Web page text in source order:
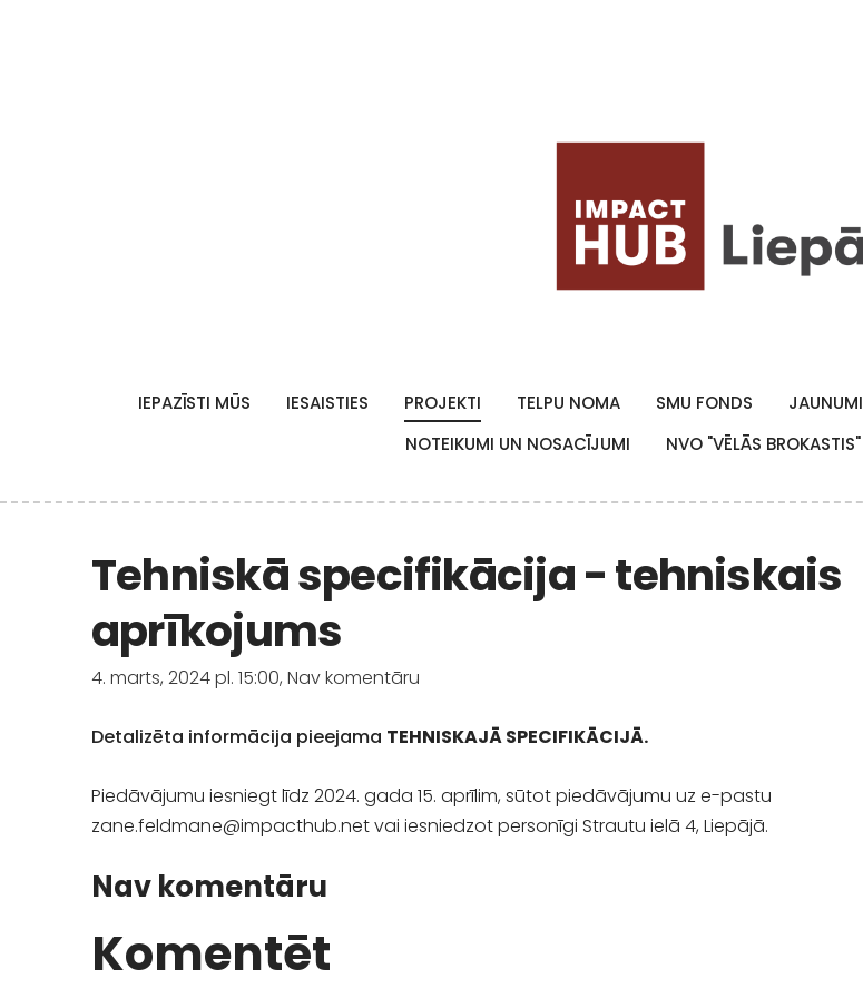
IEPAZĪSTI MŪS IESAISTIES PROJEKTI TELPU NOMA SMU FONDS JAUNUMI
NOTEIKUMI UN NOSACĪJUMI
NVO "VĒLĀS BROKASTIS"
Tehniskā specifikācija - tehniskais
aprīkojums
4. marts, 2024 pl. 15:00, Nav komentāru
Detalizēta informācija pieejama TEHNISKAJĀ SPECIFIKĀCIJĀ.
Piedāvājumu iesniegt līdz 2024. gada 15. aprīlim, sūtot piedāvājumu uz e-pastu
zane.feldmane@impacthub.netvai iesniedzot personīgi Strautu ielā 4, Liepājā.
Nav komentāru
Komentēt